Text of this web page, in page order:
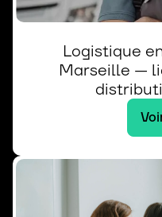
Logistique
Marseille —